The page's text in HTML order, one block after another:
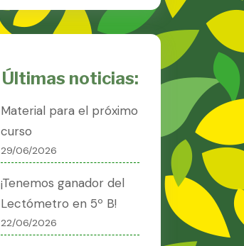
Últimas noticias:
Material para el próximo
curso
29/06/2026
¡Tenemos ganador del
Lectómetro en 5º B!
22/06/2026